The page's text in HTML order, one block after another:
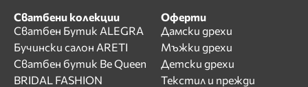
Сватбени колекции
Сватбен Бутик ALEGRA
Бучински салон ARETI
Сватбен бутик Be Queen
BRIDAL FASHION
Оферти
Дамски дрехи
Мъжки дрехи
Детски дрехи
Текстил и прежди